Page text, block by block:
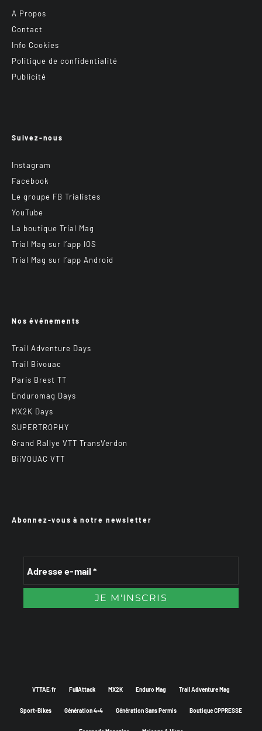
A Propos
Contact
Info Cookies
Politique de confidentialité
Publicité
Suivez-nous
Instagram
Facebook
Le groupe FB Trialistes
YouTube
La boutique Trial Mag
Trial Mag sur l’app IOS
Trial Mag sur l’app Android
Nos événements
Trail Adventure Days
Trail Bivouac
Paris Brest TT
Enduromag Days
MX2K Days
SUPERTROPHY
Grand Rallye VTT TransVerdon
BiiVOUAC VTT
Abonnez-vous à notre newsletter
VTTAE.fr FullAttack MX2K Enduro Mag Trail Adventure Mag
Sport-Bikes Génération 4×4 Génération Sans Permis Boutique CPPRESSE